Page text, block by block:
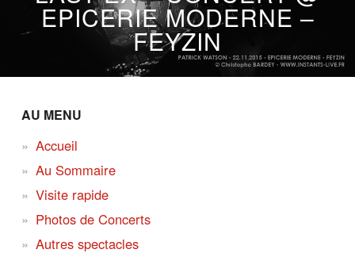
EPICERIE MODERNE –
FEYZIN
AU MENU
Accueil
Au Sommaire
Visite rapide
Photos de Concerts
Autres spectacles